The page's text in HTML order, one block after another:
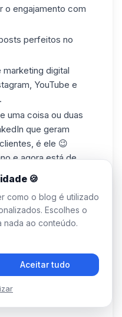
o engajamento com
perfeitos no
marketing digital
YouTube e
uma coisa ou duas
que geram
é ele 😉
e agora está de
oseu
melhor
no, porque já
🍪
como o blog é utilizado
Escolhes o
nada ao conteúdo.
Aceitar tudo